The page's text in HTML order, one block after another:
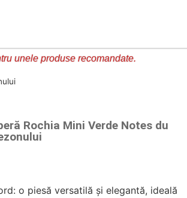
unele produse recomandate.
Rochia Mini Verde Notes du
o piesă versatilă și elegantă, ideală